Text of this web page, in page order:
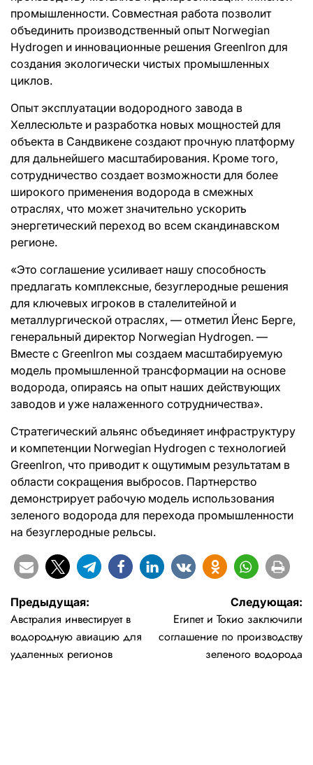
промышленности. Совместная работа позволит
объединить производственный опыт Norwegian
Hydrogen и инновационные решения GreenIron для
создания экологически чистых промышленных
циклов.
Опыт эксплуатации водородного завода в
Хеллесюльте и разработка новых мощностей для
объекта в Сандвикене создают прочную платформу
для дальнейшего масштабирования. Кроме того,
сотрудничество создает возможности для более
широкого применения водорода в смежных
отраслях, что может значительно ускорить
энергетический переход во всем скандинавском
регионе.
«Это соглашение усиливает нашу способность
предлагать комплексные, безуглеродные решения
для ключевых игроков в сталелитейной и
металлургической отраслях, — отметил Йенс Берге,
генеральный директор Norwegian Hydrogen. —
Вместе с GreenIron мы создаем масштабируемую
модель промышленной трансформации на основе
водорода, опираясь на опыт наших действующих
заводов и уже налаженного сотрудничества».
Стратегический альянс объединяет инфраструктуру
и компетенции Norwegian Hydrogen с технологией
GreenIron, что приводит к ощутимым результатам в
области сокращения выбросов. Партнерство
демонстрирует рабочую модель использования
зеленого водорода для перехода промышленности
на безуглеродные рельсы.
Навигация
по
записям
Предыдущая:
Австралия инвестирует в
водородную авиацию для
удаленных регионов
Следующая:
Египет и Токио заключили
соглашение по производству
зеленого водорода